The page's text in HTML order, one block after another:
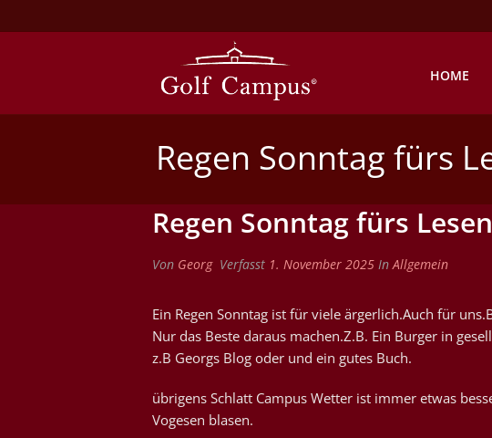
HOME
Regen Sonntag fürs
Regen Sonntag fürs
Von Georg Verfasst 1. November 2025 InAllgemein
Ein Regen Sonntag ist für viele ärgerlich.Auch für
Nur das Beste daraus machen.Z.B. Ein Burger in
z.B Georgs Blog oder und ein gutes Buch.
übrigens Schlatt Campus Wetter ist immer etwas
Vogesen blasen.